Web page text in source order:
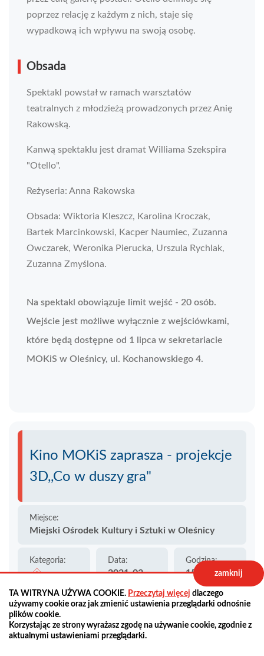
TA WITRYNA UŻYWA COOKIE. Przeczytaj więcej dlaczego
używamy cookie oraz jak zmienić ustawienia przeglądarki odnośnie
plików cookie.
Korzystając ze strony wyrażasz zgodę na używanie cookie, zgodnie z
aktualnymi ustawieniami przeglądarki.
zamknij
poprzez relację z każdym z nich, staje się
wypadkową ich wpływu na swoją osobę.
Obsada
Spektakl powstał w ramach warsztatów
teatralnych z młodzieżą prowadzonych przez Anię
Rakowską.
Kanwą spektaklu jest dramat Williama Szekspira
"Otello".
Reżyseria: Anna Rakowska
Obsada: Wiktoria Kleszcz, Karolina Kroczak,
Bartek Marcinkowski, Kacper Naumiec, Zuzanna
Owczarek, Weronika Pierucka, Urszula Rychlak,
Zuzanna Zmyślona.
Na spektakl obowiązuje limit wejść - 20 osób.
Wejście jest możliwe wyłącznie z wejściówkami,
które będą dostępne od 1 lipca w sekretariacie
MOKiS w Oleśnicy, ul. Kochanowskiego 4.
Kino MOKiS zaprasza - projekcje
3D,,Co w duszy gra"
Miejsce:
Miejski Ośrodek Kultury i Sztuki w Oleśnicy
Kategoria:
Kultura
Data:
2021-03-
Godzina:
15:00
Zapraszamy do Kina MOKiS 13-14.03.2021 na